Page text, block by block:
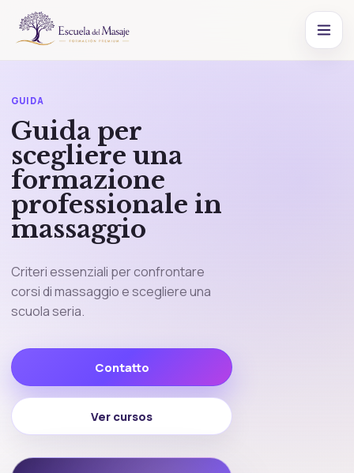
GUIDA
Guida per
scegliere una
formazione
professionale in
massaggio
Criteri essenziali per confrontare
corsi di massaggio e scegliere una
scuola seria.
Contatto
Ver cursos